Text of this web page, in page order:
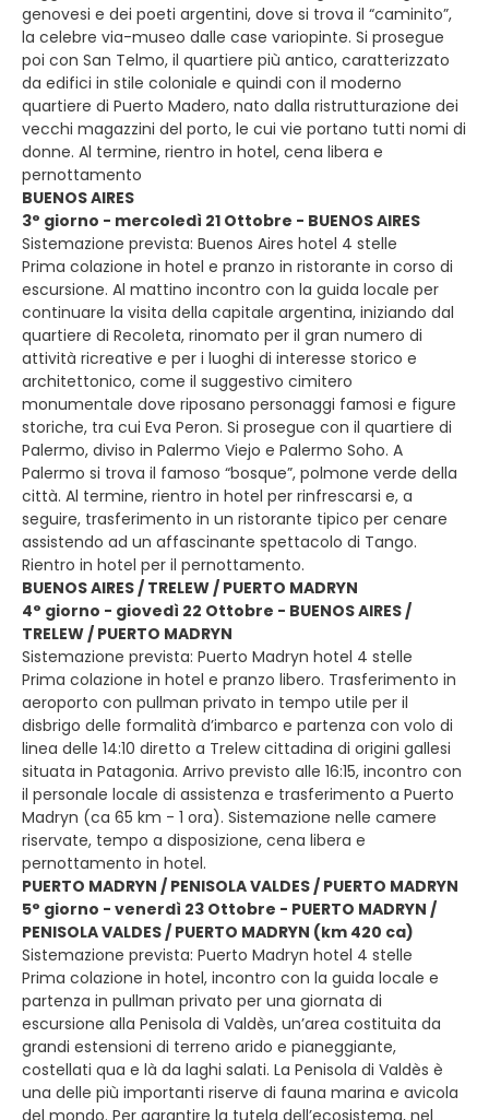
genovesi e dei poeti argentini, dove si trova il “caminito”,
la celebre via-museo dalle case variopinte. Si prosegue
poi con San Telmo, il quartiere più antico, caratterizzato
da edifici in stile coloniale e quindi con il moderno
quartiere di Puerto Madero, nato dalla ristrutturazione dei
vecchi magazzini del porto, le cui vie portano tutti nomi di
donne. Al termine, rientro in hotel, cena libera e
pernottamento
BUENOS AIRES
3° giorno - mercoledì 21 Ottobre - BUENOS AIRES
Sistemazione prevista: Buenos Aires hotel 4 stelle
Prima colazione in hotel e pranzo in ristorante in corso di
escursione. Al mattino incontro con la guida locale per
continuare la visita della capitale argentina, iniziando dal
quartiere di Recoleta, rinomato per il gran numero di
attività ricreative e per i luoghi di interesse storico e
architettonico, come il suggestivo cimitero
monumentale dove riposano personaggi famosi e figure
storiche, tra cui Eva Peron. Si prosegue con il quartiere di
Palermo, diviso in Palermo Viejo e Palermo Soho. A
Palermo si trova il famoso “bosque”, polmone verde della
città. Al termine, rientro in hotel per rinfrescarsi e, a
seguire, trasferimento in un ristorante tipico per cenare
assistendo ad un affascinante spettacolo di Tango.
Rientro in hotel per il pernottamento.
BUENOS AIRES / TRELEW / PUERTO MADRYN
4° giorno - giovedì 22 Ottobre - BUENOS AIRES /
TRELEW / PUERTO MADRYN
Sistemazione prevista: Puerto Madryn hotel 4 stelle
Prima colazione in hotel e pranzo libero. Trasferimento in
aeroporto con pullman privato in tempo utile per il
disbrigo delle formalità d’imbarco e partenza con volo di
linea delle 14:10 diretto a Trelew cittadina di origini gallesi
situata in Patagonia. Arrivo previsto alle 16:15, incontro con
il personale locale di assistenza e trasferimento a Puerto
Madryn (ca 65 km - 1 ora). Sistemazione nelle camere
riservate, tempo a disposizione, cena libera e
pernottamento in hotel.
PUERTO MADRYN / PENISOLA VALDES / PUERTO MADRYN
5° giorno - venerdì 23 Ottobre - PUERTO MADRYN /
PENISOLA VALDES / PUERTO MADRYN (km 420 ca)
Sistemazione prevista: Puerto Madryn hotel 4 stelle
Prima colazione in hotel, incontro con la guida locale e
partenza in pullman privato per una giornata di
escursione alla Penisola di Valdès, un’area costituita da
grandi estensioni di terreno arido e pianeggiante,
costellati qua e là da laghi salati. La Penisola di Valdès è
una delle più importanti riserve di fauna marina e avicola
del mondo. Per garantire la tutela dell’ecosistema, nel